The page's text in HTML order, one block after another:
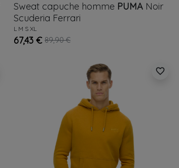
Sweat capuche homme PUMA Noir
Scuderia Ferrari
L M S XL
67,43 € 89,90 €
favorite_border